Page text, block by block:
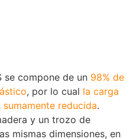
se compone de un 98% de
, por lo cual la carga
reducida.
y un trozo de
mismas dimensiones, en